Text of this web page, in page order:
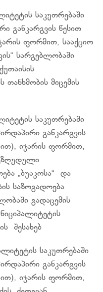
საკუთრებაში
განკარგვის წესით
ფორმით, სააქციო
“ სარგებლობაში
თანხმობის მიცემის
საკუთრებაში
განკარგვის
იჯარის ფორმით,
„ბუაკოსა“ და
საზოგადოება
გადაცემის
შესახებ
საკუთრებაში
განკარგვის
იჯარის ფორმით,